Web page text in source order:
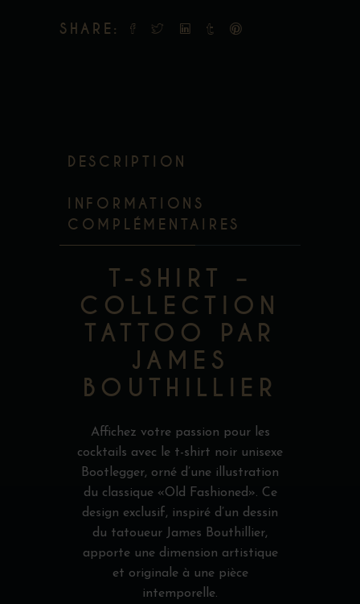
SHARE:
DESCRIPTION
INFORMATIONS
COMPLÉMENTAIRES
T-SHIRT –
COLLECTION
TATTOO PAR
JAMES
BOUTHILLIER
Affichez votre passion pour les
cocktails avec le t-shirt noir unisexe
Bootlegger, orné d’une illustration
du classique «Old Fashioned». Ce
design exclusif, inspiré d’un dessin
du tatoueur James Bouthillier,
apporte une dimension artistique
et originale à une pièce
intemporelle.